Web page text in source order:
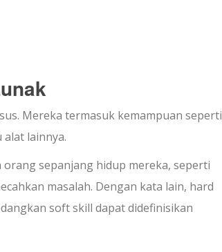
Mereka termasuk kemampuan seperti
lainnya.
sepanjang hidup mereka, seperti
masalah. Dengan kata lain, hard
soft skill dapat didefinisikan